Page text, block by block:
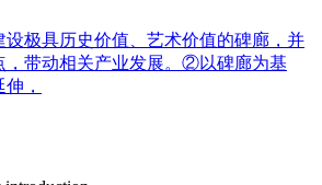
极具历史价值、艺术价值的碑廊，并
，带动相关产业发展。②以碑廊为基
，